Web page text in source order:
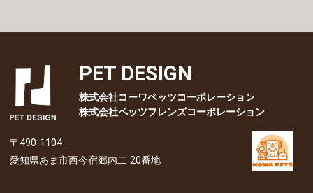
PET DESIGN
株式会社コーワペッツコーポレーション
株式会社ペッツフレンズコーポレーション
〒490-1104
愛知県あま市西今宿郷内二 20番地